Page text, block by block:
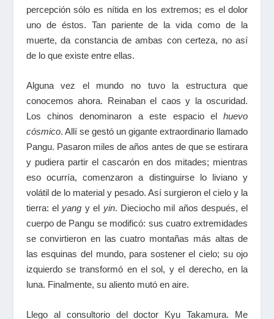
percepción sólo es nítida en los extremos; es el dolor
uno de éstos. Tan pariente de la vida como de la
muerte, da constancia de ambas con certeza, no así
de lo que existe entre ellas.
Alguna vez el mundo no tuvo la estructura que
conocemos ahora. Reinaban el caos y la oscuridad.
Los chinos denominaron a este espacio elhuevo
cósmico. Allí se gestó un gigante extraordinario llamado
Pangu. Pasaron miles de años antes de que se estirara
y pudiera partir el cascarón en dos mitades; mientras
eso ocurría, comenzaron a distinguirse lo liviano y
volátil de lo material y pesado. Así surgieron el cielo y la
tierra: el yang y el yin. Dieciocho mil años después, el
cuerpo de Pangu se modificó: sus cuatro extremidades
se convirtieron en las cuatro montañas más altas de
las esquinas del mundo, para sostener el cielo; su ojo
izquierdo se transformó en el sol, y el derecho, en la
luna. Finalmente, su aliento mutó en aire.
Llego al consultorio del doctor Kyu Takamura. Me